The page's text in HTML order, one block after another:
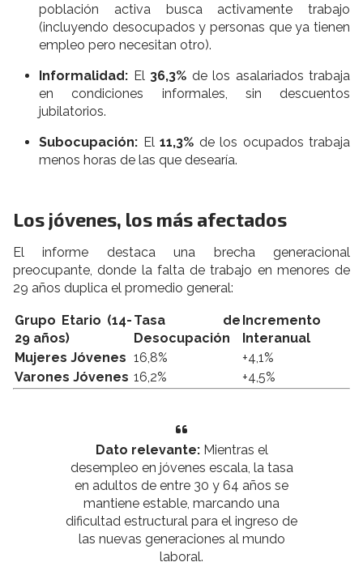
población activa busca activamente trabajo
(incluyendo desocupados y personas que ya tienen
empleo pero necesitan otro).
Informalidad: El 36,3% de los asalariados trabaja
en condiciones informales, sin descuentos
jubilatorios.
Subocupación: El 11,3% de los ocupados trabaja
menos horas de las que desearía.
Los jóvenes, los más afectados
El informe destaca una brecha generacional
preocupante, donde la falta de trabajo en menores de
29 años duplica el promedio general:
Grupo Etario (14-
29 años)
Tasa de
Desocupación
Incremento
Interanual
Mujeres Jóvenes 16,8%
+4,1%
Varones Jóvenes 16,2% +4,5%
Dato relevante:Mientras el
desempleo en jóvenes escala, la tasa
en adultos de entre 30 y 64 años se
mantiene estable, marcando una
dificultad estructural para el ingreso de
las nuevas generaciones al mundo
laboral.